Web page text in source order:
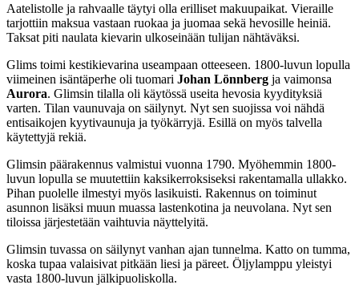
Aatelistolle ja rahvaalle täytyi olla erilliset makuupaikat. Vieraille
tarjottiin maksua vastaan ruokaa ja juomaa sekä hevosille heiniä.
Taksat piti naulata kievarin ulkoseinään tulijan nähtäväksi.
Glims toimi kestikievarina useampaan otteeseen. 1800-luvun lopulla
viimeinen isäntäperhe oli tuomari Johan Lönnberg ja vaimonsa
Aurora. Glimsin tilalla oli käytössä useita hevosia kyydityksiä
varten. Tilan vaunuvaja on säilynyt. Nyt sen suojissa voi nähdä
entisaikojen kyytivaunuja ja työkärryjä. Esillä on myös talvella
käytettyjä rekiä.
Glimsin päärakennus valmistui vuonna 1790. Myöhemmin 1800-
luvun lopulla se muutettiin kaksikerroksiseksi rakentamalla ullakko.
Pihan puolelle ilmestyi myös lasikuisti. Rakennus on toiminut
asunnon lisäksi muun muassa lastenkotina ja neuvolana. Nyt sen
tiloissa järjestetään vaihtuvia näyttelyitä.
Glimsin tuvassa on säilynyt vanhan ajan tunnelma. Katto on tumma,
koska tupaa valaisivat pitkään liesi ja päreet. Öljylamppu yleistyi
vasta 1800-luvun jälkipuoliskolla.